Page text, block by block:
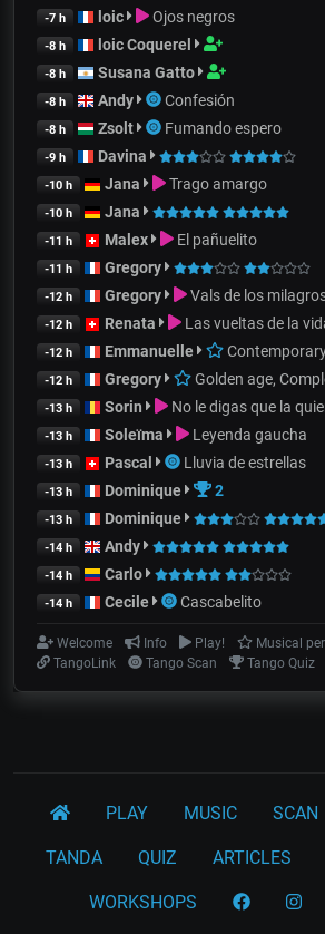
-7 h loic Ojos negros
-8 h loic Coquerel
-8 h Susana Gatto
-8 h Andy Confesión
-8 h Zsolt Fumando espero
-9 h Davina
-10 h Jana Trago amargo
-10 h Jana
-11 h Malex El pañuelito
-11 h Gregory
-12 h Gregory Vals de los
-12 h Renata Las vueltas de la
-12 h Emmanuelle
-12 h Gregory Golden age,
-13 h Sorin No le digas que la
-13 h Soleïma Leyenda gaucha
-13 h Pascal Lluvia de estrellas
-13 h Dominique 2
-13 h Dominique
-14 h Andy
-14 h Carlo
-14 h Cecile Cascabelito
Welcome Info Play!
Musical
TangoLink
Tango Scan Tango Quiz
PLAY MUSIC SCAN
TANDA QUIZ ARTICLES
WORKSHOPS